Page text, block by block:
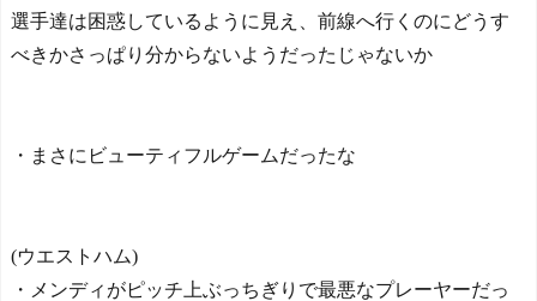
選手達は困惑しているように見え、前線へ行くのにどうす
べきかさっぱり分からないようだったじゃないか
・まさにビューティフルゲームだったな
(ウエストハム)
・メンディがピッチ上ぶっちぎりで最悪なプレーヤーだっ